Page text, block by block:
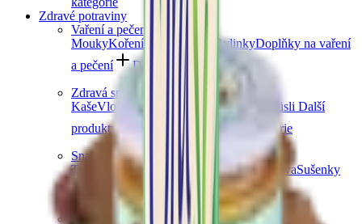
Zdravé potraviny
Vaření a pečení
MoukyKoření Ovocné pasty BylinkyDoplňky na vaření
a pečení
Další kategorie
Zdravá snídaně
KašeVločky Müsli a granola Ovoce do müsli Další
produkty zdravé snídaně
Další kategorie
Snacky
Tyčinky
Crackery Bezlepkové křupkyChalvaSušenky
Další kategorie
Obiloviny a luštěniny